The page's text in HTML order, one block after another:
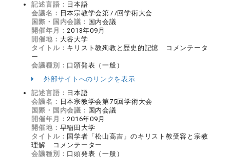
記述言語： 日本語
会議名： 日本宗教学会第77回学術大会
国際・国内会議： 国内会議
開催年月：2018年09月
開催地： 大谷大学
タイトル： キリスト教殉教と歴史的記憶 コメンテータ
ー
会議種別： 口頭発表（一般）
外部サイトへのリンクを表示
記述言語： 日本語
会議名： 日本宗教学会第75回学術大会
国際・国内会議： 国内会議
開催年月：2016年09月
開催地： 早稲田大学
タイトル： 国学者「松山高吉」のキリスト教受容と宗教
理解 コメンテーター
会議種別： 口頭発表（一般）